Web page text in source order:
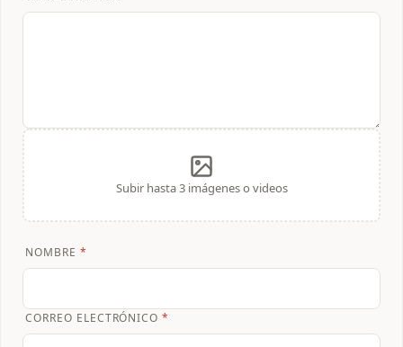
Subir hasta 3 imágenes o videos
NOMBRE *
CORREO ELECTRÓNICO*